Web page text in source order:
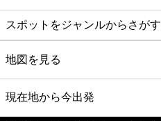
スポットをジャンルからさがす
グルメ
映画
地図を見る
現在地から今出発